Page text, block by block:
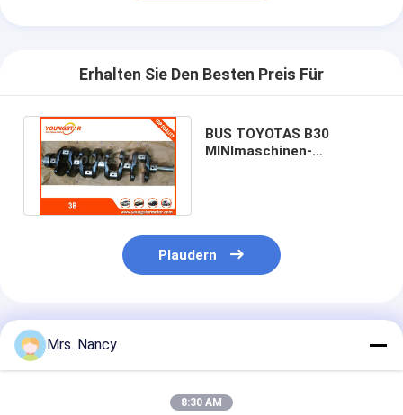
KURBELWELLEN-FLASCHENZUG
Zylinderkopfdichtung
Auto Turbolader
Auto-Lenkpumpe
Kraftfahrzeugmotor-Teile
Motorventil-Klopf
Erhalten Sie Den Besten Preis Für
BUS TOYOTAS B30
MINImaschinen-
Plaudern
Empfohlene Produkte
Mrs. Nancy
8:30 AM